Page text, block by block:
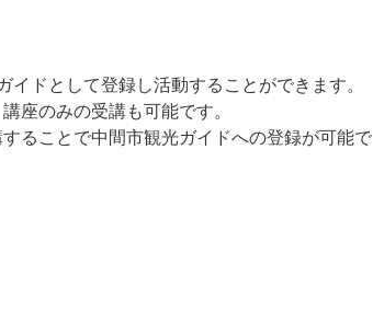
ドとして登録し活動することができます。
座のみの受講も可能です。
ることで中間市観光ガイドへの登録が可能で